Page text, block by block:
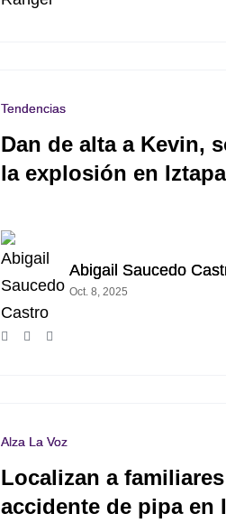
Tendencias
Dan de alta a Kevin,
la explosión en
Abigail Saucedo
Oct. 8, 2025
Alza La Voz
Localizan a
accidente de pipa en